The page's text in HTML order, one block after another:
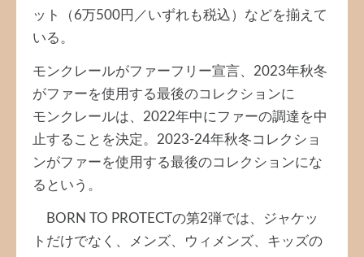
ット（6万500円／いずれも税込）などを揃えて
いる。
モンクレールがファーフリー宣言、2023年秋冬
がファーを使用する最後のコレクションに
モンクレールは、2022年中にファーの調達を中
止することを決定。2023-24年秋冬コレクショ
ンがファーを使用する最後のコレクションにな
るという。
BORN TO PROTECTの第2弾では、ジャケッ
トだけでなく、メンズ、ウィメンズ、キッズの